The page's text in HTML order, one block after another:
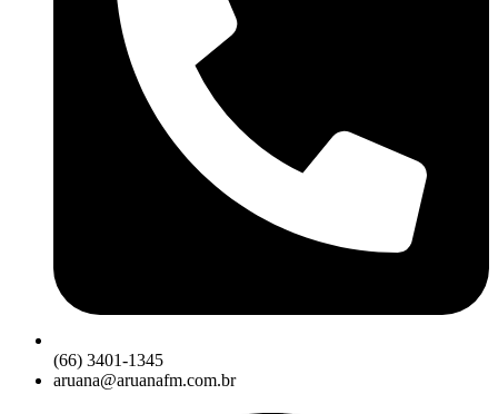
(66) 3401-1345
aruana@aruanafm.com.br